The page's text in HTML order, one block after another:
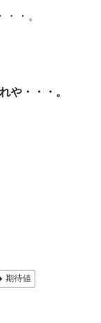
・。
や・・・。
期待値